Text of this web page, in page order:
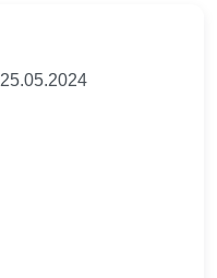
25.05.2024